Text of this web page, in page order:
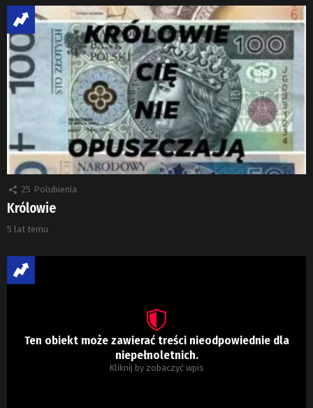
25 Polubienia
Królowie
5 lat temu
Ten obiekt może zawierać treści nieodpowiednie dla
niepełnoletnich.
Kliknij by zobaczyć wpis